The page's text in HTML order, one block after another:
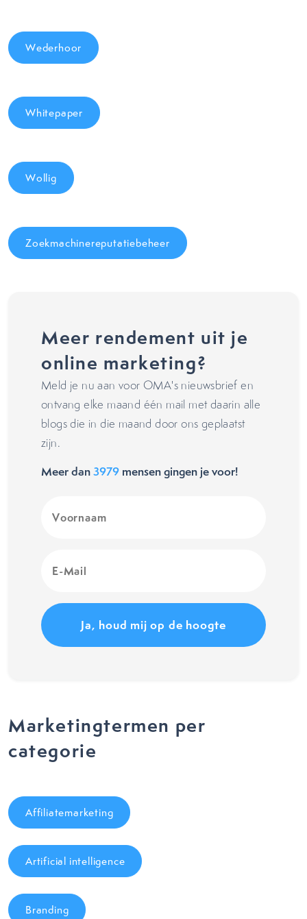
Wederhoor
Whitepaper
Wollig
Zoekmachinereputatiebeheer
Meer rendement uit je
online marketing?
Meld je nu aan voor OMA's nieuwsbrief en
ontvang elke maand één mail met daarin alle
blogs die in die maand door ons geplaatst
zijn.
Meer dan3979 mensen gingen je voor!
(Vereist)
Mail
Marketingtermen per
categorie
Affiliatemarketing
Artificial intelligence
Branding